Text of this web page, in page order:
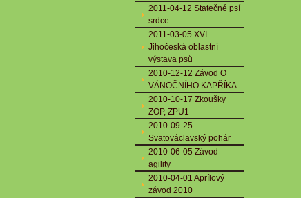
2011-04-12 Statečné psí
srdce
2011-03-05 XVI.
Jihočeská oblastní
výstava psů
2010-12-12 Závod O
VÁNOČNÍHO KAPŘÍKA
2010-10-17 Zkoušky
ZOP, ZPU1
2010-09-25
Svatováclavský pohár
2010-06-05 Závod
agility
2010-04-01 Aprílový
závod 2010